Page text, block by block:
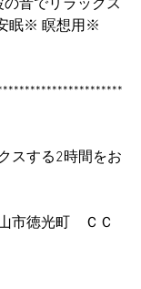
の音でリラックス
眠※ 瞑想用※
スする2時間をお
市徳光町　ＣＣ